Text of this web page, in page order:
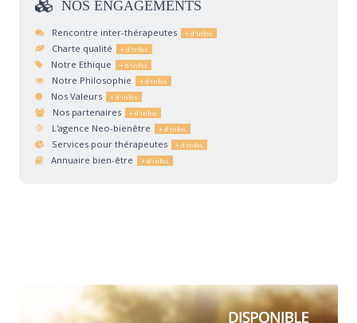
NOS ENGAGEMENTS
Rencontre inter-thérapeutes
Charte qualité
Notre Ethique
Notre Philosophie
Nos Valeurs
Nos partenaires
L'agence Neo-bienêtre
Services pour thérapeutes
Annuaire bien-être